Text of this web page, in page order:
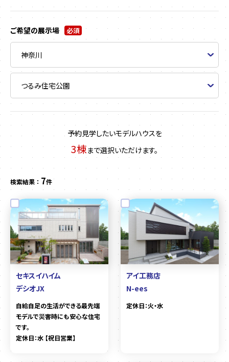
ご希望の展示場 必須
予約見学したいモデルハウスを
3棟まで選択いただけます。
検索結果 ： 7件
セキスイハイム
デシオJX
自給自足の生活ができる最先端
モデルで災害時にも安心な住宅
です。
定休日：水 【祝日営業】
アイ工務店
N-ees
定休日：火・水